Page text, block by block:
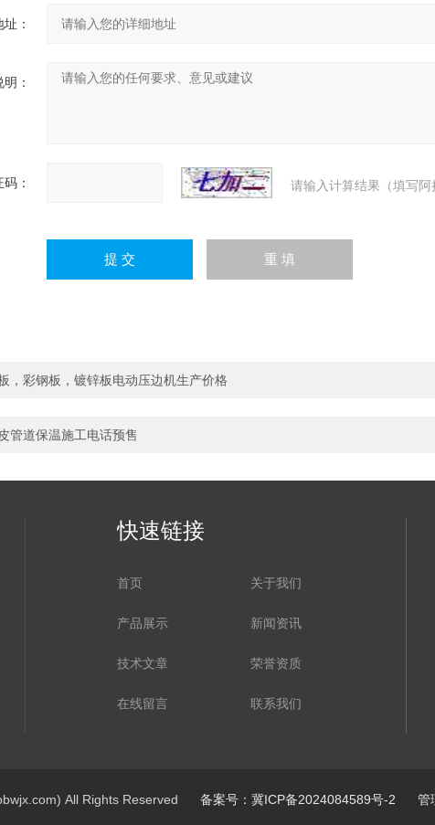
：
：
： 请输入计算结果（填写
，彩钢板，镀锌板电动压边机生产价格
管道保温施工电话预售
快速链接
首页 关于我们
产品展示 新闻资讯
技术文章 荣誉资质
在线留言 联系我们
All Rights Reserved 备案号：冀ICP备2024084589号-2 管